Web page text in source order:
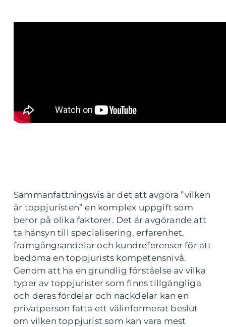
Sammanfattningsvis är det att avgöra ”vilken
är toppjuristen” en komplex uppgift som
beror på olika faktorer. Det är avgörande att
ta hänsyn till specialisering, erfarenhet,
framgångsandelar och kundreferenser för att
bedöma en toppjurists kompetensnivå.
Genom att ha en grundlig förståelse av vilka
typer av toppjurister som finns tillgängliga
och deras fördelar och nackdelar kan en
privatperson fatta ett välinformerat beslut
om vilken toppjurist som kan vara mest